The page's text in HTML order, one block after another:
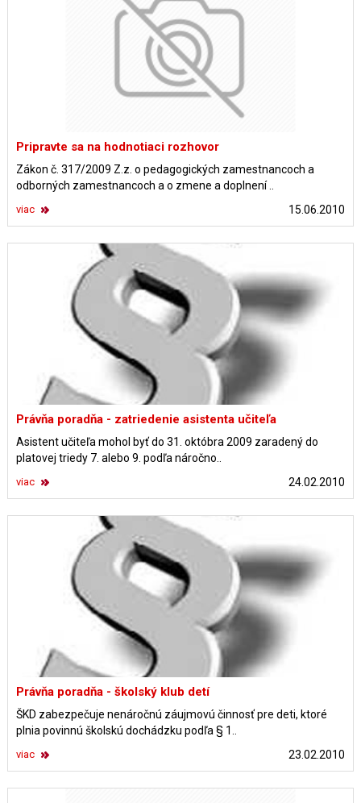
Pripravte sa na hodnotiaci rozhovor
Zákon č. 317/2009 Z.z. o pedagogických zamestnancoch a
odborných zamestnancoch a o zmene a doplnení ..
15.06.2010
viac
Právňa poradňa - zatriedenie asistenta učiteľa
Asistent učiteľa mohol byť do 31. októbra 2009 zaradený do
platovej triedy 7. alebo 9. podľa náročno..
24.02.2010
viac
Právňa poradňa - školský klub detí
ŠKD zabezpečuje nenáročnú záujmovú činnosť pre deti, ktoré
plnia povinnú školskú dochádzku podľa § 1..
23.02.2010
viac